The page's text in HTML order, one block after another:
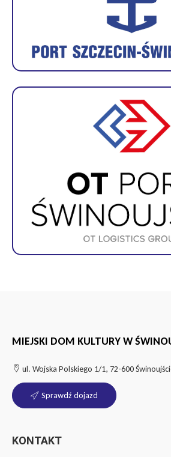
MIEJSKI DOM KULTURY W
ul. Wojska Polskiego 1/1, 72-600
Sprawdź dojazd
KONTAKT